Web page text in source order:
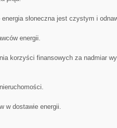
słoneczna⁤ jest czystym ⁣i
energii.
korzyści finansowych za nadmiar
w dostawie energii.